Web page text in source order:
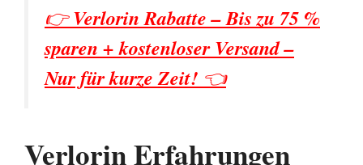
👉Verlorin Rabatte – Bis zu 75 %
sparen + kostenloser Versand –
Nur für kurze Zeit! 👈
Verlorin Erfahrungen